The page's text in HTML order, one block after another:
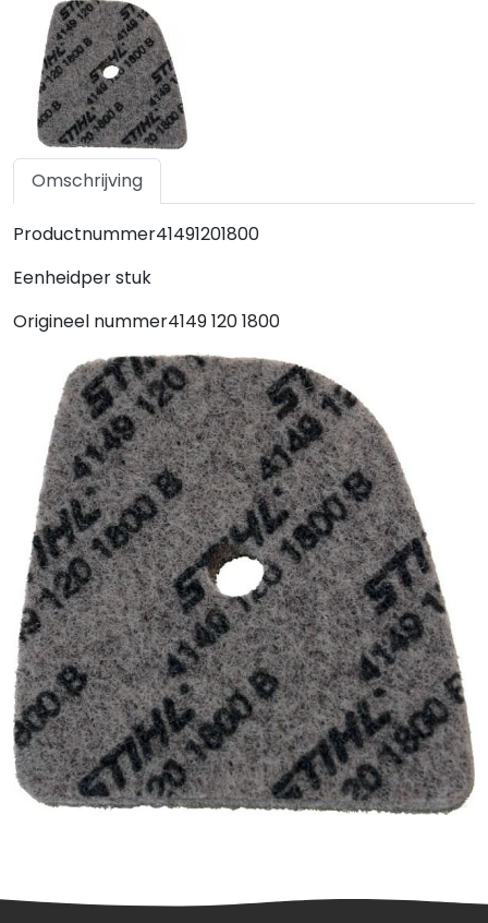
Omschrijving
Productnummer41491201800
Eenheidper stuk
Origineel nummer4149 120 1800